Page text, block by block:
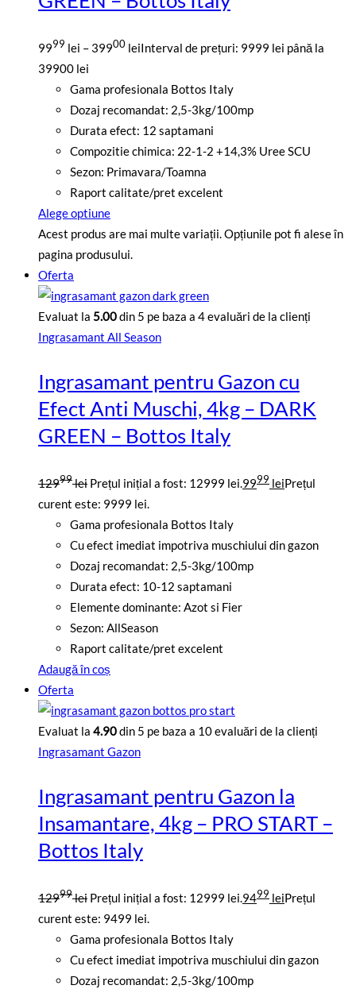
9999 lei – 39900 leiInterval de prețuri: 9999 lei până la
39900 lei
Gama profesionala Bottos Italy
Dozaj recomandat: 2,5-3kg/100mp
Durata efect: 12 saptamani
Compozitie chimica: 22-1-2 +14,3% Uree SCU
Sezon: Primavara/Toamna
Raport calitate/pret excelent
Alege optiune
Acest produs are mai multe variații. Opțiunile pot fi alese în
pagina produsului.
Oferta
Evaluat la 5.00din 5 pe baza a 4evaluări de la clienți
Ingrasamant All Season
Ingrasamant pentru Gazon cu
Efect Anti Muschi, 4kg – DARK
GREEN – Bottos Italy
12999 lei Prețul inițial a fost: 12999 lei.9999 leiPrețul
curent este: 9999 lei.
Gama profesionala Bottos Italy
Cu efect imediat impotriva muschiului din gazon
Dozaj recomandat: 2,5-3kg/100mp
Durata efect: 10-12 saptamani
Elemente dominante: Azot si Fier
Sezon: AllSeason
Raport calitate/pret excelent
Adaugă în coș
Oferta
Evaluat la 4.90din 5 pe baza a 10evaluări de la clienți
Ingrasamant Gazon
Ingrasamant pentru Gazon la
Insamantare, 4kg – PRO START –
Bottos Italy
12999 lei Prețul inițial a fost: 12999 lei.9499 leiPrețul
curent este: 9499 lei.
Gama profesionala Bottos Italy
Cu efect imediat impotriva muschiului din gazon
Dozaj recomandat: 2,5-3kg/100mp